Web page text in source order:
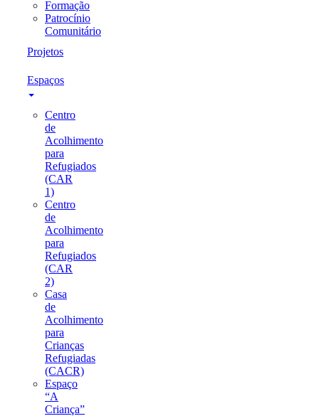
Formação
Patrocínio
Comunitário
Projetos
Espaços
Centro
de
Acolhimento
para
Refugiados
(CAR
1)
Centro
de
Acolhimento
para
Refugiados
(CAR
2)
Casa
de
Acolhimento
para
Crianças
Refugiadas
(CACR)
Espaço
“A
Criança”